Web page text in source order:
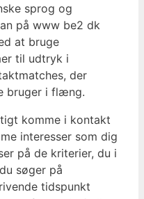
sprog og
på www be2 dk
at bruge
til udtryk i
der
bruger i flæng.
komme i kontakt
interesser som dig
på de kriterier, du i
søger på
tidspunkt